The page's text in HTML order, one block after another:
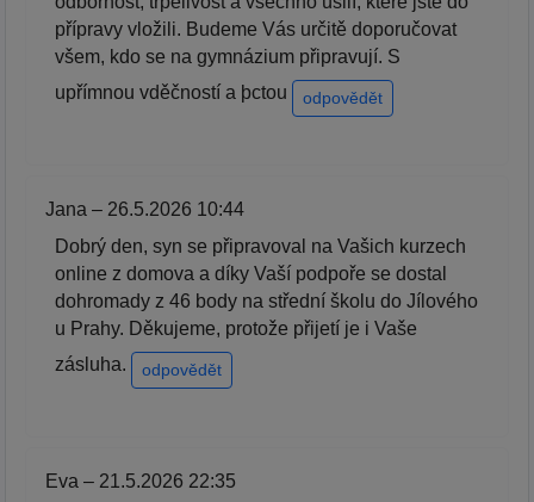
přípravy vložili. Budeme Vás určitě doporučovat
všem, kdo se na gymnázium připravují. S
upřímnou vděčností a þctou
odpovědět
Jana – 26.5.2026 10:44
Dobrý den, syn se připravoval na Vašich kurzech
online z domova a díky Vaší podpoře se dostal
dohromady z 46 body na střední školu do Jílového
u Prahy. Děkujeme, protože přijetí je i Vaše
zásluha.
odpovědět
Eva – 21.5.2026 22:35